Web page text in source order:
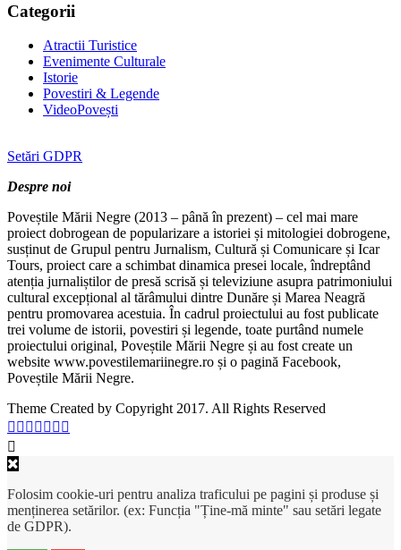
Categorii
Atractii Turistice
Evenimente Culturale
Istorie
Povestiri & Legende
VideoPovești
Setări GDPR
Despre noi
Poveștile Mării Negre (2013 – până în prezent) – cel mai mare
proiect dobrogean de popularizare a istoriei și mitologiei dobrogene,
susținut de Grupul pentru Jurnalism, Cultură și Comunicare și Icar
Tours, proiect care a schimbat dinamica presei locale, îndreptând
atenția jurnaliștilor de presă scrisă și televiziune asupra patrimoniului
cultural excepțional al tărâmului dintre Dunăre și Marea Neagră
pentru promovarea acestuia. În cadrul proiectului au fost publicate
trei volume de istorii, povestiri și legende, toate purtând numele
proiectului original, Poveștile Mării Negre și au fost create un
website www.povestilemariinegre.ro și o pagină Facebook,
Poveștile Mării Negre.
Theme Created by Copyright 2017. All Rights Reserved
Folosim cookie-uri pentru analiza traficului pe pagini și produse și
menținerea setărilor. (ex: Funcția "Ține-mă minte" sau setări legate
de GDPR).